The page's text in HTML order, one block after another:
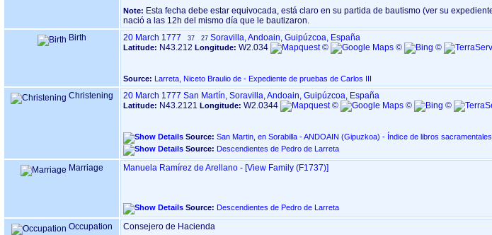
Note: Esta fecha debe estar equivocada, está claro en su partida de bautismo ‏(ver su expediente de Carlos III)‏ que
nació a las 12h del mismo día que le bautizaron.
Birth
20 March 1777 37 27 Soravilla, Andoain, Guipúzcoa, España
Latitude: N43.212 Longitude: W2.034
Source: Larreta, Niceto Braulio de - Expediente de pruebas de Carlos III
Christening 20 March 1777 San Martín, Soravilla, Andoain, Guipúzcoa, España
Latitude: N43.2121 Longitude: W2.0344
Source:
San Martin, en Sorabilla - ANDOAIN ‏(Gipuzkoa)‏ - Índice de libros sacramentales
Source: Descendientes de Pedro de Larreta
Marriage Manuela Ramírez de Arellano - ‎[View Family ‎(F1737)‎‎]
Source: Descendientes de Pedro de Larreta
Occupation Consejero de Hacienda